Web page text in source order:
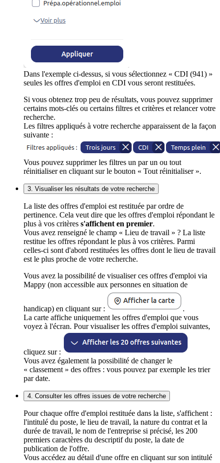
Dans l'exemple ci-dessus, si vous sélectionnez « CDI (941) »
seules les offres d'emploi en CDI vous seront restituées.
Si vous obtenez trop peu de résultats, vous pouvez supprimer
certains mots-clés ou certains filtres et critères et relancer votre
recherche.
Les filtres appliqués à votre recherche apparaissent de la façon
suivante :
Vous pouvez supprimer les filtres un par un ou tout
réinitialiser en cliquant sur le bouton « Tout réinitialiser ».
3. Visualiser les résultats de votre recherche
La liste des offres d'emploi est restituée par ordre de
pertinence. Cela veut dire que les offres d'emploi répondant le
plus à vos critères s'affichent en premier.
Vous avez renseigné le champ « Lieu de travail » ? La liste
restitue les offres répondant le plus à vos critères. Parmi
celles-ci sont d'abord restituées les offres dont le lieu de travail
est le plus proche de votre recherche.
Vous avez la possibilité de visualiser ces offres d'emploi via
Mappy (non accessible aux personnes en situation de
handicap) en cliquant sur :
.
La carte affiche uniquement les offres d'emploi que vous
voyez à l'écran. Pour visualiser les offres d'emploi suivantes,
cliquez sur :
Vous avez également la possibilité de changer le
« classement » des offres : vous pouvez par exemple les trier
par date.
4. Consulter les offres issues de votre recherche
Pour chaque offre d'emploi restituée dans la liste, s'affichent :
l'intitulé du poste, le lieu de travail, la nature du contrat et la
durée de travail, le nom de l'entreprise si précisé, les 200
premiers caractères du descriptif du poste, la date de
publication de l'offre.
Vous accédez au détail d'une offre en cliquant sur son intitulé